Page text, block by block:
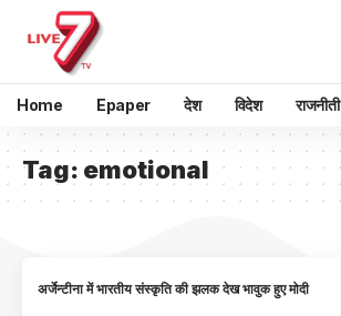
Home Epaper देश विदेश राजनीती
Tag: emotional
अर्जेन्टीना में भारतीय संस्कृति की झलक देख भावुक हुए मोदी